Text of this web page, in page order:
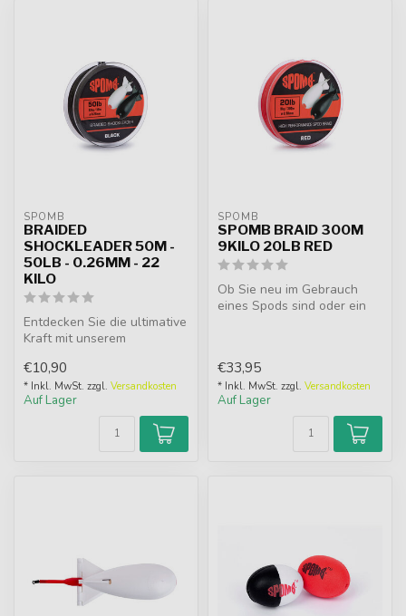
SPOMB
BRAIDED
SHOCKLEADER 50M -
50LB - 0.26MM - 22
KILO
Entdecken Sie die ultimative
Kraft mit unserem
geflochtenen ...
€10,90
* Inkl. MwSt. zzgl. Versandkosten
Auf Lager
SPOMB
SPOMB BRAID 300M
9KILO 20LB RED
Ob Sie neu im Gebrauch
eines Spods sind oder ein
€33,95
* Inkl. MwSt. zzgl. Versandkosten
Auf Lager